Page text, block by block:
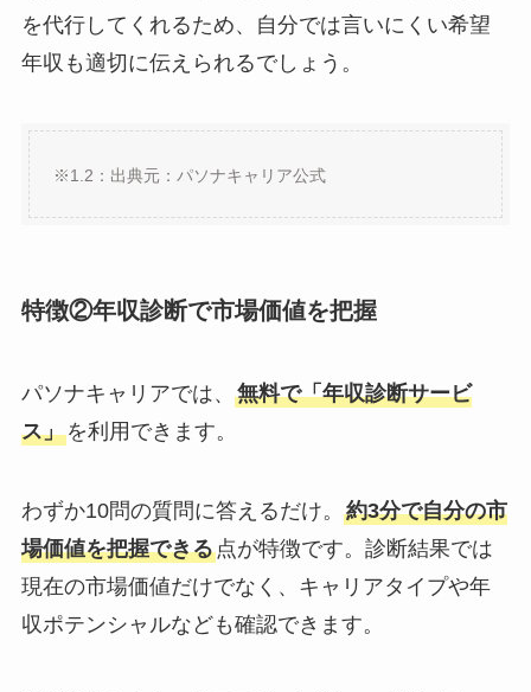
を代行してくれるため、自分では言いにくい希望
年収も適切に伝えられるでしょう。
※1.2：出典元：パソナキャリア公式
特徴②年収診断で市場価値を把握
パソナキャリアでは、 無料で「年収診断サービ
ス」を利用できます。
わずか10問の質問に答えるだけ。 約3分で自分の市
場価値を把握できる点が特徴です。診断結果では
現在の市場価値だけでなく、キャリアタイプや年
収ポテンシャルなども確認できます。